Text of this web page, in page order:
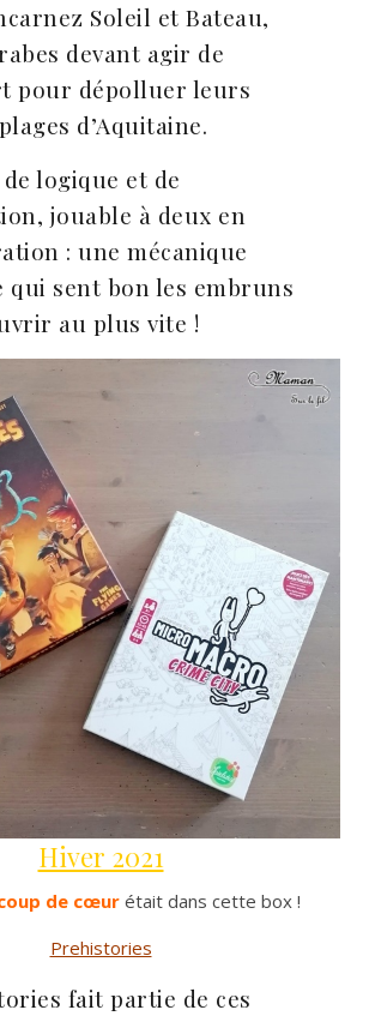
Soleil et Bateau,
devant agir de
pour dépolluer leurs
d’Aquitaine.
logique et de
jouable à deux en
: une mécanique
qui sent bon les embruns
au plus vite !
Hiver 2021
de cœur était dans cette box !
Prehistories
fait partie de ces